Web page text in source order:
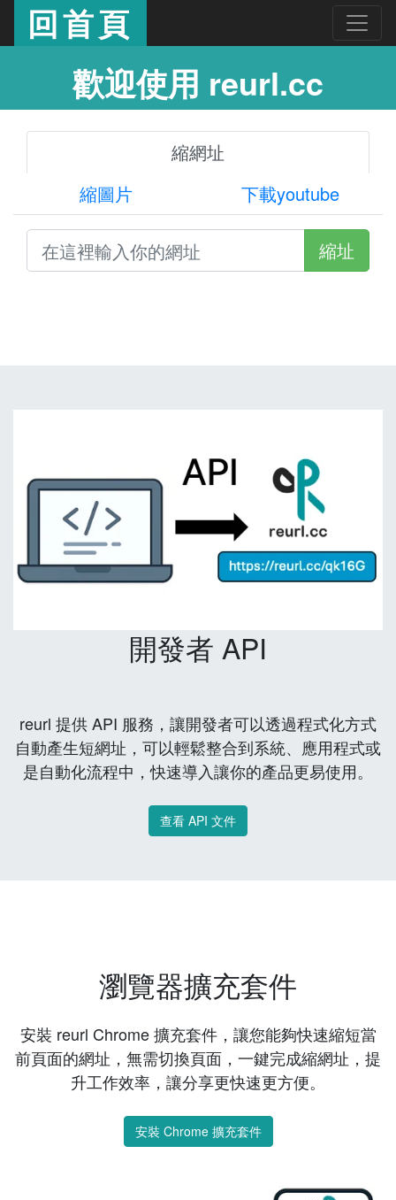
回首頁
歡迎使用 reurl.cc
縮網址
縮圖片
下載youtube
縮址
開發者 API
reurl 提供 API 服務，讓開發者可以透過程式化方式
自動產生短網址，可以輕鬆整合到系統、應用程式或
是自動化流程中，快速導入讓你的產品更易使用。
查看 API 文件
瀏覽器擴充套件
安裝 reurl Chrome 擴充套件，讓您能夠快速縮短當
前頁面的網址，無需切換頁面，一鍵完成縮網址，提
升工作效率，讓分享更快速更方便。
安裝 Chrome 擴充套件